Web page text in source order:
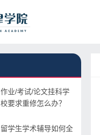
作业/考试/论文挂科学
校要求重修怎么办？
留学生学术辅导如何全